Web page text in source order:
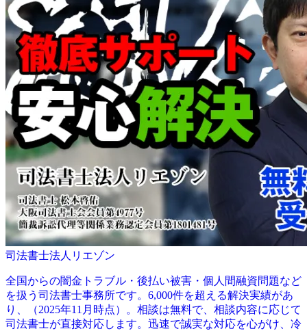
司法書士法人リエゾン
全国からの闇金トラブル・後払い被害・個人間融資問題など
を扱う司法書士事務所です。6,000件を超える解決実績があ
り、（2025年11月時点）。相談は無料で、相談内容に応じて
司法書士が直接対応します。迅速で誠実な対応を心がけ、冷